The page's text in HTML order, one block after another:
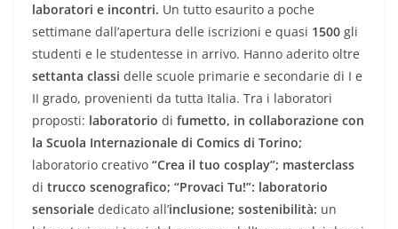
laboratori e incontri. Un tutto esaurito a poche
settimane dall’apertura delle iscrizioni e quasi 1500 gli
studenti e le studentesse in arrivo. Hanno aderito oltre
settanta classi delle scuole primarie e secondarie di I e
II grado, provenienti da tutta Italia. Tra i laboratori
proposti: laboratorio di fumetto, in collaborazione con
la Scuola Internazionale di Comics di Torino;
laboratorio creativo “Crea il tuo cosplay”; masterclass
di trucco scenografico; “Provaci Tu!”: laboratorio
sensoriale dedicato all’inclusione; sostenibilità: un